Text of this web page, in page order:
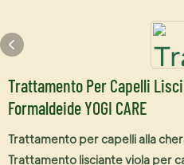
Trattamento Per Capelli
Formaldeide YOGI CARE
Trattamento per capelli alla
Trattamento lisciante viola per